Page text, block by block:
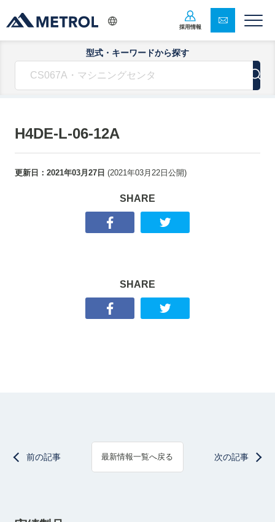
採用情報
型式・キーワードから探す
H4DE-L-06-12A
更新日： 2021年03月27日 (2021年03月22日 公開)
SHARE
SHARE
前の記事 最新情報一覧へ戻る 次の記事